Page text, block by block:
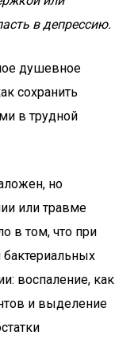
в депрессию.
душевное
сохранить
в трудной
но
или травме
в том, что при
бактериальных
воспаление, как
и выделение